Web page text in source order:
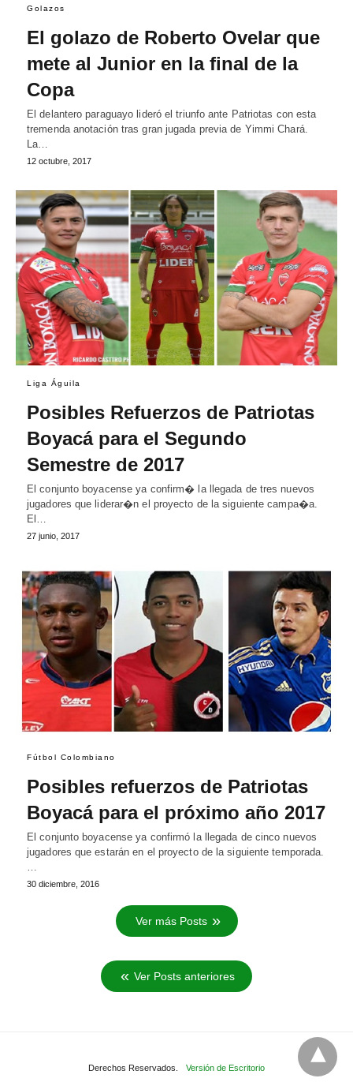
Golazos
El golazo de Roberto Ovelar que
mete al Junior en la final de la
Copa
El delantero paraguayo lideró el triunfo ante Patriotas con esta
tremenda anotación tras gran jugada previa de Yimmi Chará.
La…
12 octubre, 2017
Liga Águila
Posibles Refuerzos de Patriotas
Boyacá para el Segundo
Semestre de 2017
El conjunto boyacense ya confirm� la llegada de tres nuevos
jugadores que liderar�n el proyecto de la siguiente campa�a.
El…
27 junio, 2017
Fútbol Colombiano
Posibles refuerzos de Patriotas
Boyacá para el próximo año 2017
El conjunto boyacense ya confirmó la llegada de cinco nuevos
jugadores que estarán en el proyecto de la siguiente temporada.
…
30 diciembre, 2016
Ver más Posts
Ver Posts anteriores
Derechos Reservados. Versión de Escritorio